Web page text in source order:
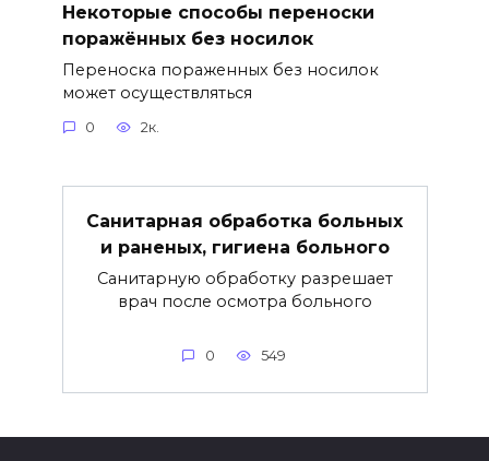
Некоторые способы переноски
поражённых без носилок
Переноска пораженных без носилок
может осуществляться
0 2к.
Санитарная обработка больных
и раненых, гигиена больного
Санитарную обработку разрешает
врач после осмотра больного
0 549